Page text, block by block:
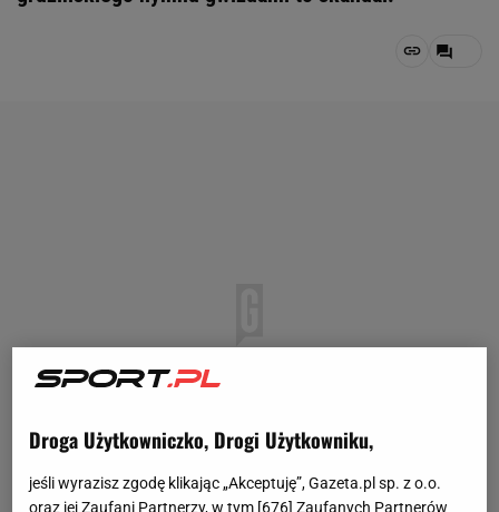
Droga Użytkowniczko, Drogi Użytkowniku,
jeśli wyrazisz zgodę klikając „Akceptuję”, Gazeta.pl sp. z o.o.
oraz jej Zaufani Partnerzy, w tym [676] Zaufanych Partnerów